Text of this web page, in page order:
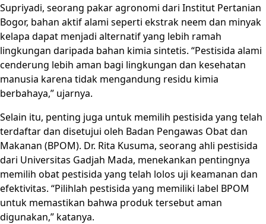
Supriyadi, seorang pakar agronomi dari Institut Pertanian
Bogor, bahan aktif alami seperti ekstrak neem dan minyak
kelapa dapat menjadi alternatif yang lebih ramah
lingkungan daripada bahan kimia sintetis. “Pestisida alami
cenderung lebih aman bagi lingkungan dan kesehatan
manusia karena tidak mengandung residu kimia
berbahaya,” ujarnya.
Selain itu, penting juga untuk memilih pestisida yang telah
terdaftar dan disetujui oleh Badan Pengawas Obat dan
Makanan (BPOM). Dr. Rita Kusuma, seorang ahli pestisida
dari Universitas Gadjah Mada, menekankan pentingnya
memilih obat pestisida yang telah lolos uji keamanan dan
efektivitas. “Pilihlah pestisida yang memiliki label BPOM
untuk memastikan bahwa produk tersebut aman
digunakan,” katanya.